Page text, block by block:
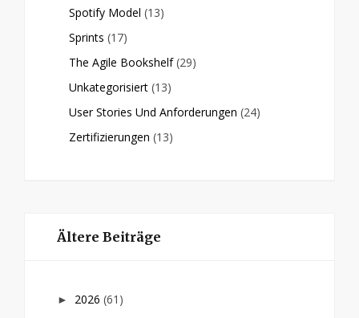
Spotify Model (13)
Sprints (17)
The Agile Bookshelf (29)
Unkategorisiert (13)
User Stories Und Anforderungen (24)
Zertifizierungen (13)
Ältere Beiträge
► 2026 (61)